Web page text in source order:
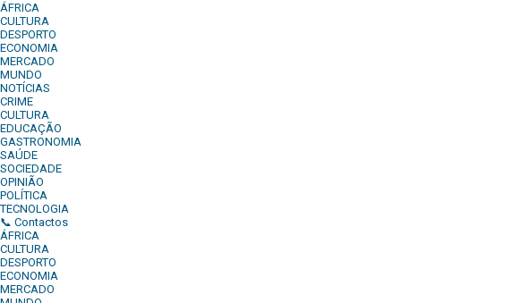
ÁFRICA
CULTURA
DESPORTO
ECONOMIA
MERCADO
MUNDO
NOTÍCIAS
CRIME
CULTURA
EDUCAÇÃO
GASTRONOMIA
SAÚDE
SOCIEDADE
OPINIÃO
POLÍTICA
TECNOLOGIA
📞 Contactos
ÁFRICA
CULTURA
DESPORTO
ECONOMIA
MERCADO